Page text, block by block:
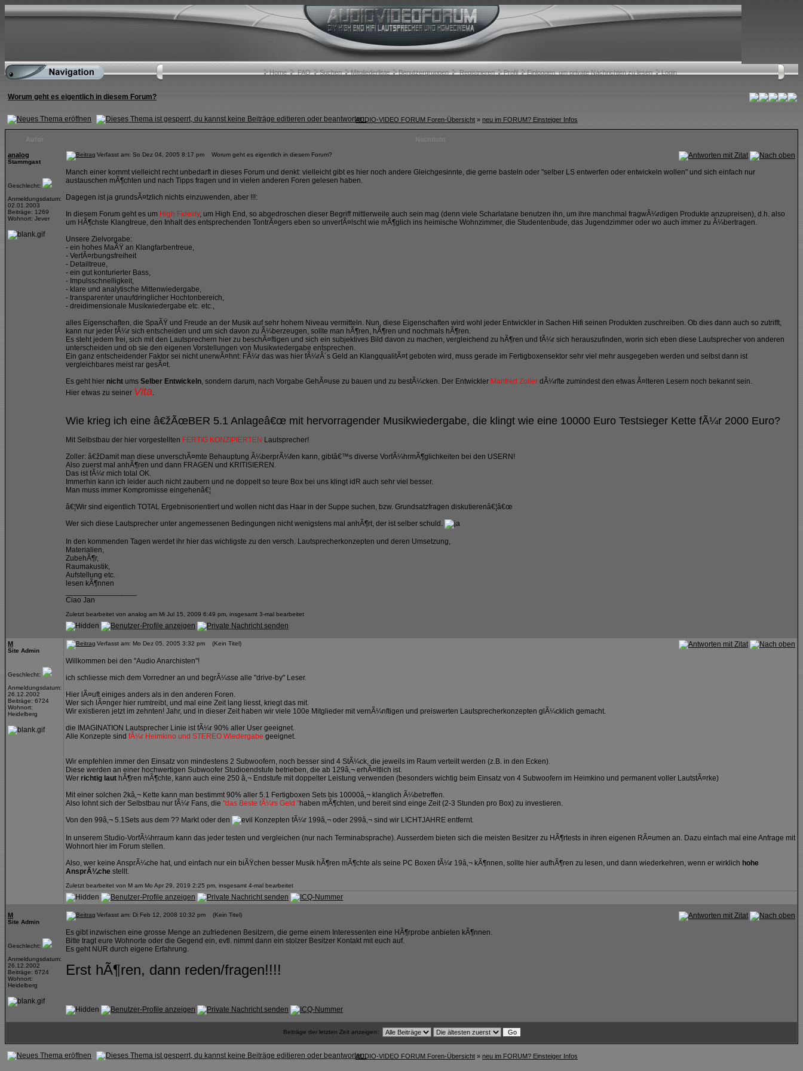
Home FAQ Suchen Mitgliederliste Benutzergruppen Registrieren Profil Einloggen, um private Nachrichten zu lesen Login
Worum geht es eigentlich in diesem Forum?
AUDIO-VIDEO FORUM Foren-Übersicht » neu im FORUM? Einsteiger Infos
analog
Stammgast
Geschlecht:
Anmeldungsdatum:
02.01.2003
Beiträge: 1269
Wohnort: Jever
Verfasst am: So Dez 04, 2005 8:17 pm Worum geht es eigentlich in diesem Forum?
Manch einer kommt vielleicht recht unbedarft in dieses Forum und denkt: vielleicht gibt es hier noch andere Gleichgesinnte, die gerne basteln oder "selber LS entwerfen oder entwickeln wollen" und sich einfach nur
austauschen mÃ¶chten und nach Tipps fragen und in vielen anderen Foren gelesen haben.
Dagegen ist ja grundsÃ¤tzlich nichts einzuwenden, aber !!!:
In diesem Forum geht es um High Fidelity, um High End, so abgedroschen dieser Begriff mittlerweile auch sein mag (denn viele Scharlatane benutzen ihn, um ihre manchmal fragwÃ¼rdigen Produkte anzupreisen), d.h. also
um HÃ¶chste Klangtreue, den Inhalt des entsprechenden TontrÃ¤gers eben so unverfÃ¤lscht wie mÃ¶glich ins heimische Wohnzimmer, die Studentenbude, das Jugendzimmer oder wo auch immer zu Ã¼bertragen.
Unsere Zielvorgabe:
- ein hohes MaÃŸ an Klangfarbentreue,
- VerfÃ¤rbungsfreiheit
- Detailtreue,
- ein gut konturierter Bass,
- Impulsschnelligkeit,
- klare und analytische Mittenwiedergabe,
- transparenter unaufdringlicher Hochtonbereich,
- dreidimensionale Musikwiedergabe etc. etc.,
alles Eigenschaften, die SpaÃŸ und Freude an der Musik auf sehr hohem Niveau vermitteln. Nun, diese Eigenschaften wird wohl jeder Entwickler in Sachen Hifi seinen Produkten zuschreiben. Ob dies dann auch so zutrifft,
kann nur jeder fÃ¼r sich entscheiden und um sich davon zu Ã¼berzeugen, sollte man hÃ¶ren, hÃ¶ren und nochmals hÃ¶ren.
Es steht jedem frei, sich mit den Lautsprechern hier zu beschÃ¤ftigen und sich ein subjektives Bild davon zu machen, vergleichend zu hÃ¶ren und fÃ¼r sich herauszufinden, worin sich eben diese Lautsprecher von anderen
unterscheiden und ob sie den eigenen Vorstellungen von Musikwiedergabe entsprechen.
Ein ganz entscheidender Faktor sei nicht unerwÃ¤hnt: FÃ¼r das was hier fÃ¼rÂ´s Geld an KlangqualitÃ¤t geboten wird, muss gerade im Fertigboxensektor sehr viel mehr ausgegeben werden und selbst dann ist
vergleichbares meist rar gesÃ¤t.
Es geht hier nicht ums Selber Entwickeln, sondern darum, nach Vorgabe GehÃ¤use zu bauen und zu bestÃ¼cken. Der Entwickler Manfred Zoller dÃ¼rfte zumindest den etwas Ã¤lteren Lesern noch bekannt sein.
Hier etwas zu seiner Vita.
Wie krieg ich eine â€žÃœBER 5.1 Anlageâ€œ mit hervorragender Musikwiedergabe, die klingt wie eine 10000 Euro Testsieger Kette fÃ¼r 2000 Euro?
Mit Selbstbau der hier vorgestellten FERTIG KONZIPIERTEN Lautsprecher!
Zoller: â€žDamit man diese unverschÃ¤mte Behauptung Ã¼berprÃ¼fen kann, gibtâ€™s diverse VorfÃ¼hrmÃ¶glichkeiten bei den USERN!
Also zuerst mal anhÃ¶ren und dann FRAGEN und KRITISIEREN.
Das ist fÃ¼r mich total OK.
Immerhin kann ich leider auch nicht zaubern und ne doppelt so teure Box bei uns klingt idR auch sehr viel besser.
Man muss immer Kompromisse eingehenâ€¦
â€¦Wir sind eigentlich TOTAL Ergebnisorientiert und wollen nicht das Haar in der Suppe suchen, bzw. Grundsatzfragen diskutierenâ€¦â€œ
Wer sich diese Lautsprecher unter angemessenen Bedingungen nicht wenigstens mal anhÃ¶rt, der ist selber schuld.
In den kommenden Tagen werdet ihr hier das wichtigste zu den versch. Lautsprecherkonzepten und deren Umsetzung,
Materialien,
ZubehÃ¶r,
Raumakustik,
Aufstellung etc.
lesen kÃ¶nnen
Ciao Jan
Zuletzt bearbeitet von analog am Mi Jul 15, 2009 6:49 pm, insgesamt 3-mal bearbeitet
M
Site Admin
Geschlecht:
Anmeldungsdatum:
26.12.2002
Beiträge: 6724
Wohnort:
Heidelberg
Verfasst am: Mo Dez 05, 2005 3:32 pm (Kein Titel)
Willkommen bei den "Audio Anarchisten"!
ich schliesse mich dem Vorredner an und begrÃ¼sse alle "drive-by" Leser.
Hier lÃ¤uft einiges anders als in den anderen Foren.
Wer sich lÃ¤nger hier rumtreibt, und mal eine Zeit lang liesst, kriegt das mit.
Wir existieren jetzt im zehnten! Jahr, und in dieser Zeit haben wir viele 100e Mitglieder mit vernÃ¼nftigen und preiswerten Lautsprecherkonzepten glÃ¼cklich gemacht.
die IMAGINATION Lautsprecher Linie ist fÃ¼r 90% aller User geeignet.
Alle Konzepte sind fÃ¼r Heimkino und STEREO Wiedergabe geeignet.
Wir empfehlen immer den Einsatz von mindestens 2 Subwoofern, noch besser sind 4 StÃ¼ck, die jeweils im Raum verteilt werden (z.B. in den Ecken).
Diese werden an einer hochwertigen Subwoofer Studioendstufe betrieben, die ab 129â‚¬ erhÃ¤ltlich ist.
Wer richtig laut hÃ¶ren mÃ¶chte, kann auch eine 250 â‚¬ Endstufe mit doppelter Leistung verwenden (besonders wichtig beim Einsatz von 4 Subwoofern im Heimkino und permanent voller LautstÃ¤rke)
Mit einer solchen 2kâ‚¬ Kette kann man bestimmt 90% aller 5.1 Fertigboxen Sets bis 10000â‚¬ klanglich Ã¼betreffen.
Also lohnt sich der Selbstbau nur fÃ¼r Fans, die "das Beste fÃ¼rs Geld "haben mÃ¶chten, und bereit sind einge Zeit (2-3 Stunden pro Box) zu investieren.
Von den 99â‚¬ 5.1Sets aus dem ?? Markt oder den
Konzepten fÃ¼r 199â‚¬ oder 299â‚¬ sind wir LICHTJAHRE entfernt.
In unserem Studio-VorfÃ¼hrraum kann das jeder testen und vergleichen (nur nach Terminabsprache). Ausserdem bieten sich die meisten Besitzer zu HÃ¶rtests in ihren eigenen RÃ¤umen an. Dazu einfach mal eine Anfrage mit
Wohnort hier im Forum stellen.
Also, wer keine AnsprÃ¼che hat, und einfach nur ein biÃŸchen besser Musik hÃ¶ren mÃ¶chte als seine PC Boxen fÃ¼r 19â‚¬ kÃ¶nnen, sollte hier aufhÃ¶ren zu lesen, und dann wiederkehren, wenn er wirklich hohe
AnsprÃ¼che stellt.
Zuletzt bearbeitet von M am Mo Apr 29, 2019 2:25 pm, insgesamt 4-mal bearbeitet
M
Site Admin
Geschlecht:
Anmeldungsdatum:
26.12.2002
Beiträge: 6724
Wohnort:
Heidelberg
Verfasst am: Di Feb 12, 2008 10:32 pm (Kein Titel)
Es gibt inzwischen eine grosse Menge an zufriedenen Besitzern, die gerne einem Interessenten eine HÃ¶rprobe anbieten kÃ¶nnen.
Bitte tragt eure Wohnorte oder die Gegend ein, evtl. nimmt dann ein stolzer Besitzer Kontakt mit euch auf.
Es geht NUR durch eigene Erfahrung.
Erst hÃ¶ren, dann reden/fragen!!!!
Beiträge der letzten Zeit anzeigen:
AUDIO-VIDEO FORUM Foren-Übersicht » neu im FORUM? Einsteiger Infos